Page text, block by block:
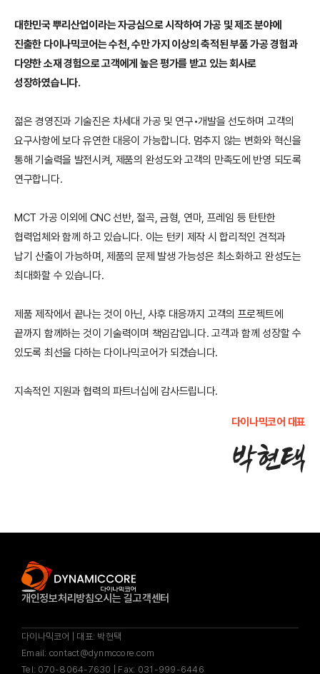
대한민국 뿌리산업이라는 자긍심으로 시작하여 가공 및 제조 분야에
진출한 다이나믹코어는 수천, 수만 가지 이상의 축적된 부품 가공 경험과
다양한 소재 경험으로 고객에게 높은 평가를 받고 있는 회사로
성장하였습니다.
젊은 경영진과 기술진은 차세대 가공 및 연구•개발을 선도하며 고객의
요구사항에 보다 유연한 대응이 가능합니다. 멈추지 않는 변화와 혁신을
통해 기술력을 발전시켜, 제품의 완성도와 고객의 만족도에 반영 되도록
연구합니다.
MCT 가공 이외에 CNC 선반, 절곡, 금형, 연마, 프레임 등 탄탄한
협력업체와 함께 하고 있습니다. 이는 턴키 제작 시 합리적인 견적과
납기 산출이 가능하며, 제품의 문제 발생 가능성은 최소화하고 완성도는
최대화할 수 있습니다.
제품 제작에서 끝나는 것이 아닌, 사후 대응까지 고객의 프로젝트에
끝까지 함께하는 것이 기술력이며 책임감입니다. 고객과 함께 성장할 수
있도록 최선을 다하는 다이나믹코어가 되겠습니다.
지속적인 지원과 협력의 파트너십에 감사드립니다.
다이나믹코어 대표
박현택
개인정보처리방침오시는 길고객센터
다이나믹코어 | 대표: 박현택
Email: contact@dynmccore.com
Tel: 070-8064-7630 | Fax: 031-999-6446